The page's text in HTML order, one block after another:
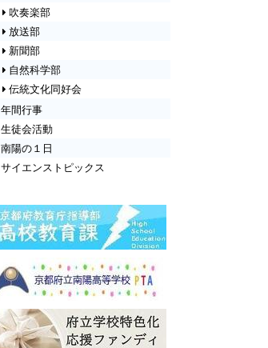
吹奏楽部
放送部
新聞部
自然科学部
伝統文化同好会
年間行事
生徒会活動
南陽の１日
サイエンストピックス